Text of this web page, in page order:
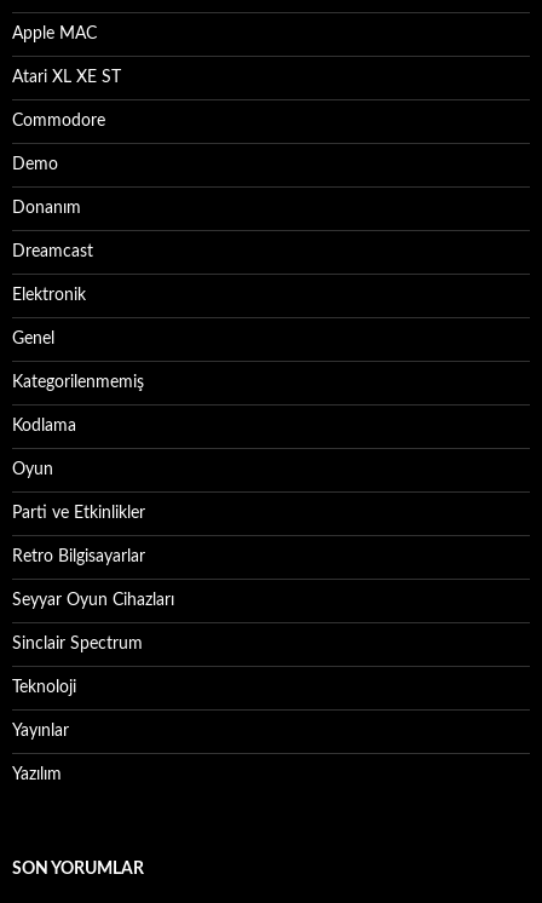
Apple MAC
Atari XL XE ST
Commodore
Demo
Donanım
Dreamcast
Elektronik
Genel
Kategorilenmemiş
Kodlama
Oyun
Parti ve Etkinlikler
Retro Bilgisayarlar
Seyyar Oyun Cihazları
Sinclair Spectrum
Teknoloji
Yayınlar
Yazılım
SON YORUMLAR